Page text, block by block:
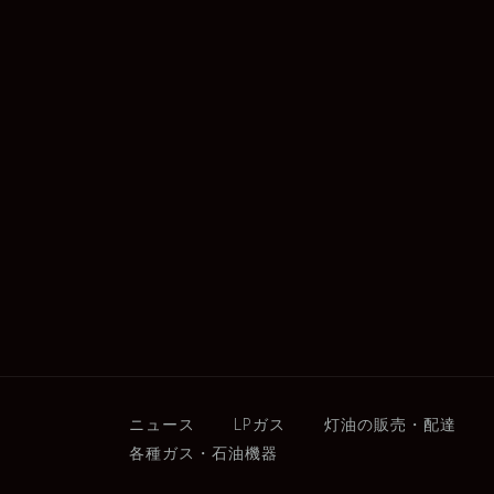
ニュース LPガス
灯油の販売・配達
各種ガス・石油機器